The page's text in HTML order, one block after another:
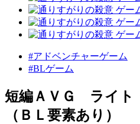
#アドベンチャーゲーム
#BLゲーム
短編ＡＶＧ ライト
（ＢＬ要素あり）